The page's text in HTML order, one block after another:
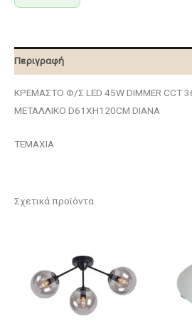
Περιγραφή
ΚΡΕΜΑΣΤΟ Φ/Σ LED 45W DIMMER CCT
ΜΕΤΑΛΛΙΚΟ D61XH120CM DIANA
ΤΕΜΑΧΙΑ
Σχετικά προϊόντα